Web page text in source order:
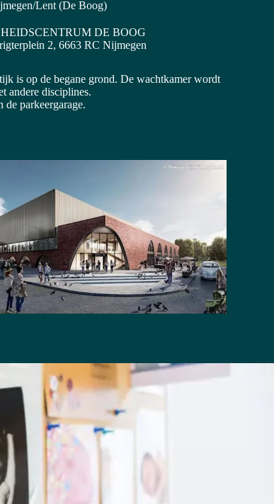
Lent (De Boog)
DE BOOG
2, 6663 RC Nijmegen
is op de begane grond. De wachtkamer wordt
andere disciplines.
de parkeergarage.